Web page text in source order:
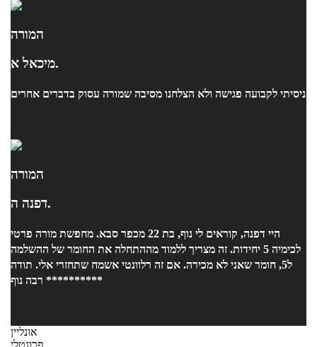
המורה
מיכאל א.
ניסיתי לקבועה פגישה ולא הצלחנו מסיבה שמורה עסוק בדברים אחרים
המורה
דפנה ה.
היי דפנה, קוראים לי נוף, בת 22 מכפר סבא. מחפשת מורה פרטי
לכימיה 5 יחידות. זה מצריך ללמוד מההתחלה את החומר של ההשלמה
ל5, חומר שאני לא מכירה. אם זה רלוונטי אשמח שתחזרי אלי. תודה
רבה נוף **********
אונליין